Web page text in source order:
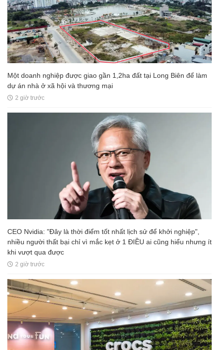
Một doanh nghiệp được giao gần 1,2ha đất tại Long Biên để làm
dự án nhà ở xã hội và thương mại
2 giờ trước
CEO Nvidia: "Đây là thời điểm tốt nhất lịch sử để khởi nghiệp",
nhiều người thất bại chỉ vì mắc kẹt ở 1 ĐIỀU ai cũng hiểu nhưng ít
khi vượt qua được
2 giờ trước